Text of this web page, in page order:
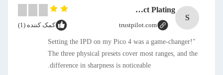
S
SMT CAP Type Box Header Connector 1.27mm Pitch Gold Flash Contact Plating
trustpilot.com کمک کننده (1)
"Setting the IPD on my Pico 4 was a game-changer!
The three physical presets cover most ranges, and the
difference in sharpness is noticeable.